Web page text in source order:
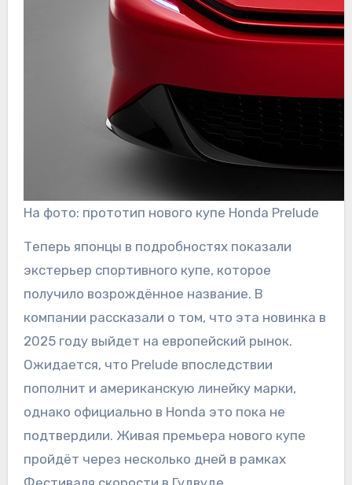
На фото: прототип нового купе Honda Prelude
Теперь японцы в подробностях показали
экстерьер спортивного купе, которое
получило возрождённое название. В
компании рассказали о том, что эта новинка в
2025 году выйдет на европейский рынок.
Ожидается, что Prelude впоследствии
пополнит и американскую линейку марки,
однако официально в Honda это пока не
подтвердили. Живая премьера нового купе
пройдёт через несколько дней в рамках